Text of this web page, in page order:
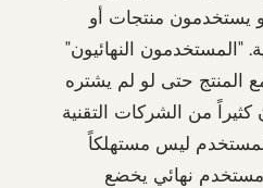
يستخدمون منتجات أو
النهائيون"
المنتج حتى لو لم يشتره
كثيراً من الشركات التقنية
ليس مستهلكاً
مستخدم نهائي يخضع